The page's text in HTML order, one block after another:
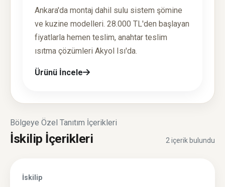
Ankara'da montaj dahil sulu sistem şömine
ve kuzine modelleri. 28.000 TL'den başlayan
fiyatlarla hemen teslim, anahtar teslim
ısıtma çözümleri Akyol Isı'da.
Ürünü İncele
Bölgeye Özel Tanıtım İçerikleri
İskilip İçerikleri 2 içerik bulundu
İskilip